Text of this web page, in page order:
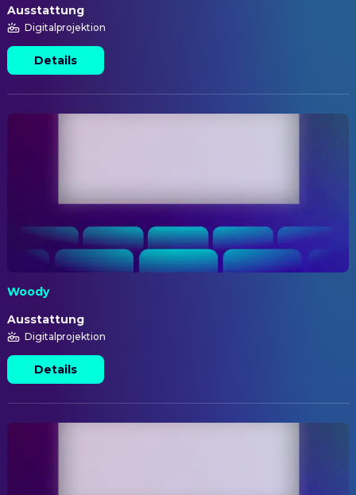
Ausstattung
Digitalprojektion
Details
Woody
Ausstattung
Digitalprojektion
Details